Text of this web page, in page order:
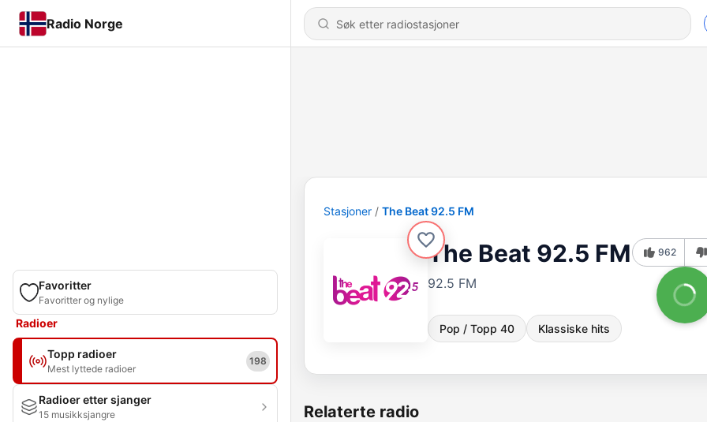
Radio Norge
Favoritter
Favoritter og nylige
Radioer
Topp radioer
Mest lyttede radioer
198
Radioer etter sjanger
15 musikksjangre
Stasjoner The Beat 92.5 FM
The Beat 92.5 FM
92.5 FM
Pop / Topp 40 Klassiske hits
962
Relaterte radio